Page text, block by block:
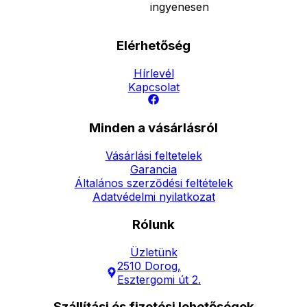
ingyenesen
Elérhetőség
Hírlevél
Kapcsolat
Minden a vásárlásról
Vásárlási feltetelek
Garancia
Általános szerződési feltételek
Adatvédelmi nyilatkozat
Rólunk
Üzletünk
2510 Dorog,
Esztergomi út 2.